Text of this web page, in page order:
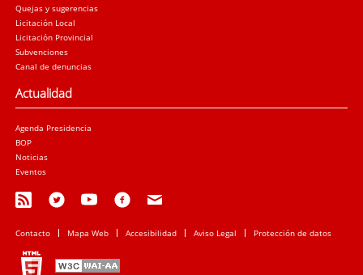
Quejas y sugerencias
Licitación Local
Licitación Provincial
Subvenciones
Canal de denuncias
Actualidad
Agenda Presidencia
BOP
Noticias
Eventos
Contacto Mapa Web Accesibilidad Aviso Legal Protección de datos